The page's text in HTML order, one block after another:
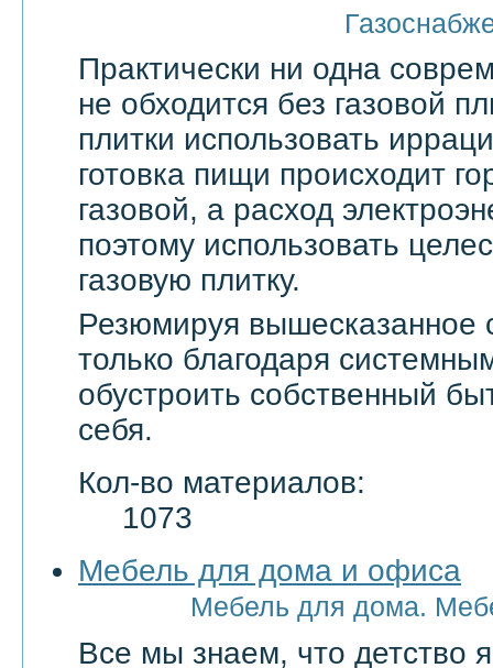
Практически ни одна
не обходится без газовой
плитки использовать
готовка пищи происходит
газовой, а расход
поэтому использовать
газовую плитку.
Резюмируя вышесказанное
только благодаря
обустроить собственный
себя.
Кол-во материалов:
1073
Мебель для дома и офиса
Мебель для дома.
Все мы знаем, что детство